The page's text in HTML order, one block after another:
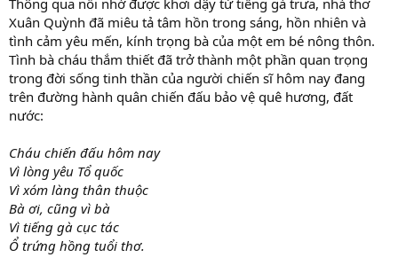
Thông qua nỗi nhớ được khơi dậy từ tiếng gà trưa, nhà thơ
Xuân Quỳnh đã miêu tả tâm hồn trong sáng, hồn nhiên và
tình cảm yêu mến, kính trọng bà của một em bé nông thôn.
Tình bà cháu thắm thiết đã trở thành một phần quan trọng
trong đời sống tinh thần của người chiến sĩ hôm nay đang
trên đường hành quân chiến đấu bảo vệ quê hương, đất
nước:
Cháu chiến đấu hôm nay
Vì lòng yêu Tổ quốc
Vì xóm làng thân thuộc
Bà ơi, cũng vì bà
Vì tiếng gà cục tác
Ổ trứng hồng tuổi thơ.